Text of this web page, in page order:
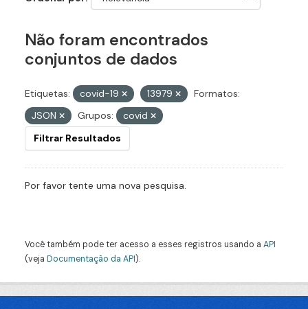
Não foram encontrados
conjuntos de dados
Etiquetas: covid-19 13979
Formatos:
JSON
Grupos:
covid
Filtrar Resultados
Por favor tente uma nova pesquisa.
Você também pode ter acesso a esses registros usando a API
(veja Documentação da API).